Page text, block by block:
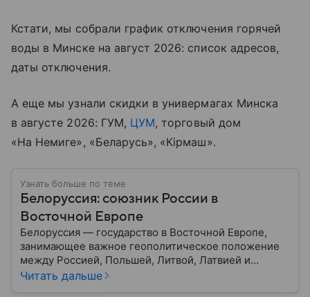
Кстати, мы собрали график отключения горячей
воды в Минске на август 2026: список адресов,
даты отключения.
А еще мы узнали скидки в универмагах Минска
в августе 2026: ГУМ, ЦУМ, торговый дом
«На Немиге», «Беларусь», «Кiрмаш».
Узнать больше по теме
Белоруссия: союзник России в
Восточной Европе
Белоруссия — государство в Восточной Европе,
занимающее важное геополитическое положение
между Россией, Польшей, Литвой, Латвией и
Украиной. Несмотря на свою небольшую
Читать дальше